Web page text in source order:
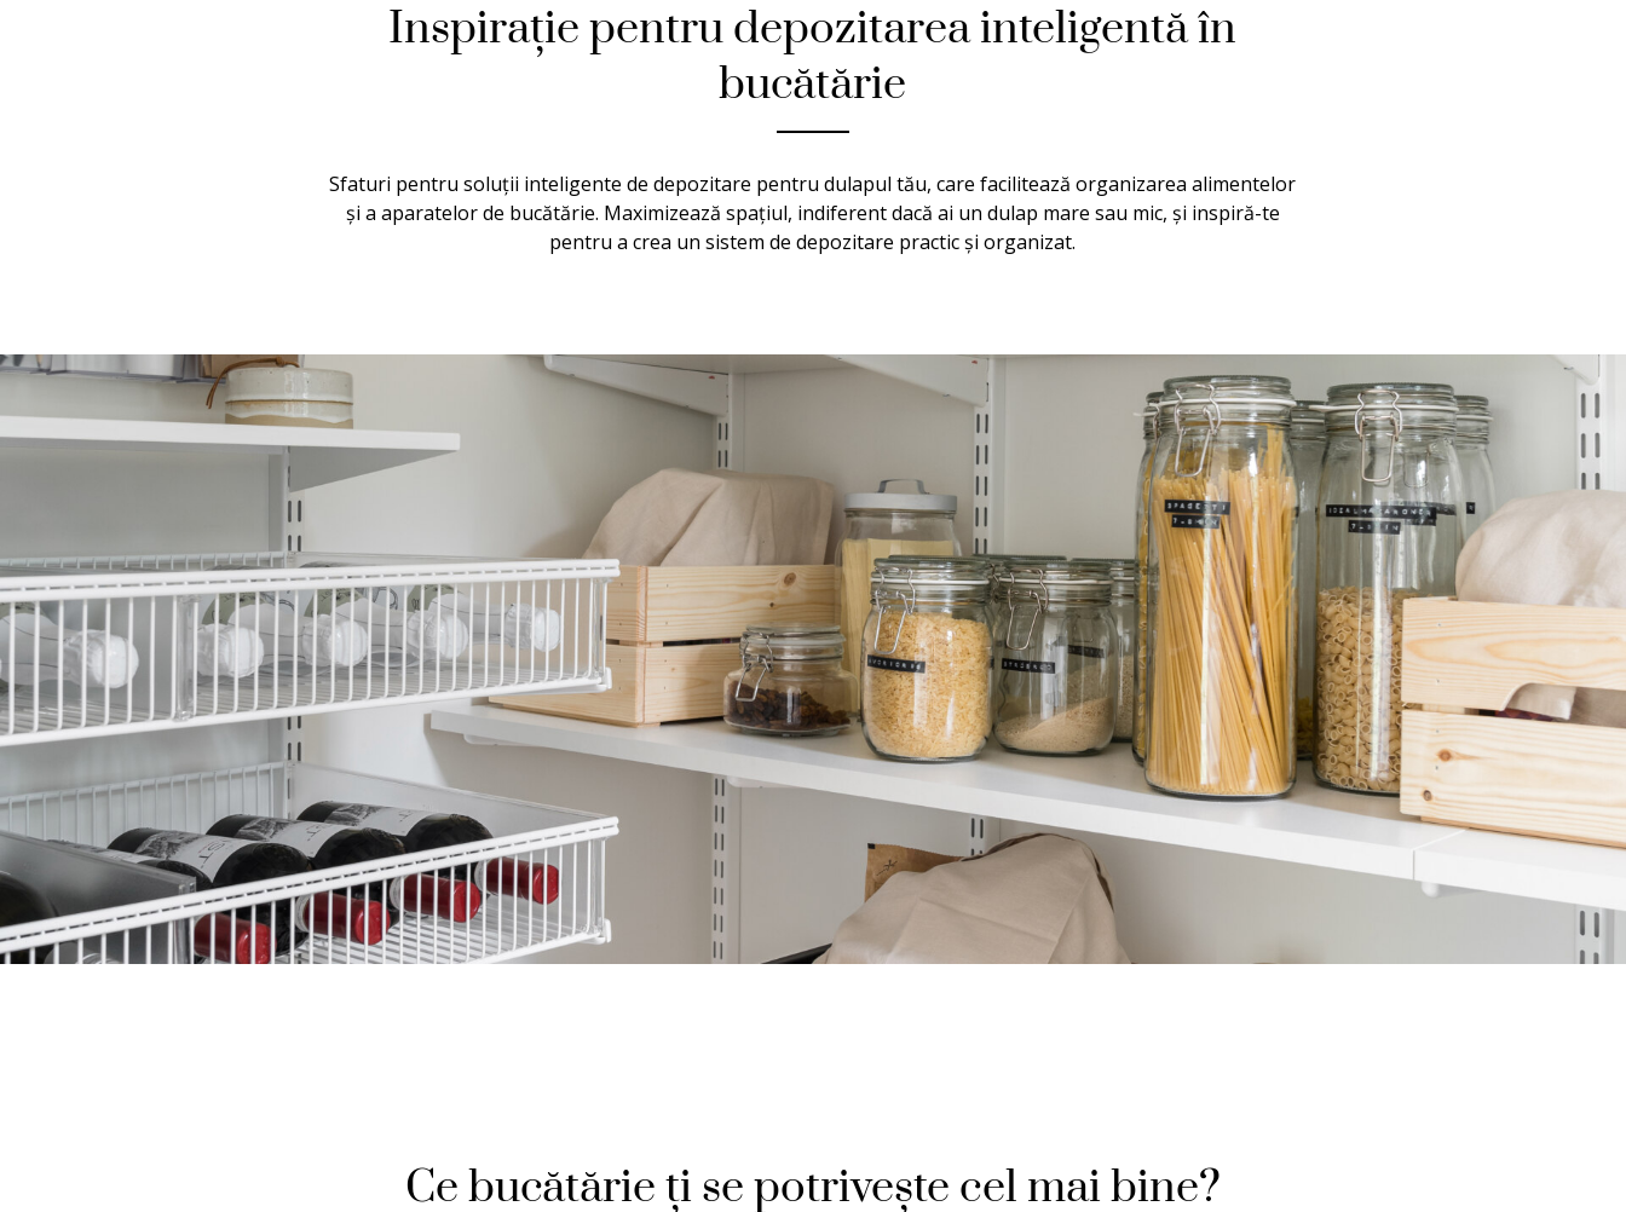
Inspirație pentru depozitarea inteligentă în
bucătărie
Sfaturi pentru soluții inteligente de depozitare pentru dulapul tău, care facilitează organizarea alimentelor
și a aparatelor de bucătărie. Maximizează spațiul, indiferent dacă ai un dulap mare sau mic, și inspiră-te
pentru a crea un sistem de depozitare practic și organizat.
Ce bucătărie ți se potrivește cel mai bine?